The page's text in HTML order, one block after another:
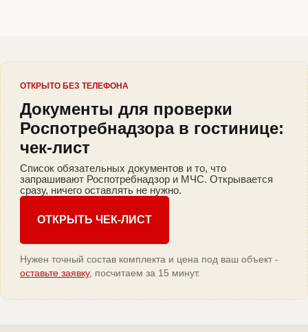
ОТКРЫТО БЕЗ ТЕЛЕФОНА
Документы для проверки
Роспотребнадзора в гостинице:
чек-лист
Список обязательных документов и то, что
запрашивают Роспотребнадзор и МЧС. Открывается
сразу, ничего оставлять не нужно.
ОТКРЫТЬ ЧЕК-ЛИСТ
Нужен точный состав комплекта и цена под ваш объект -
оставьте заявку, посчитаем за 15 минут.